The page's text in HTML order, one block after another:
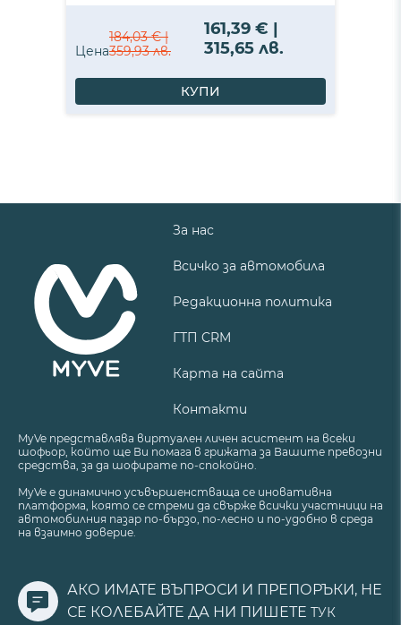
Цена
184,03 € |
359,93 лв.
161,39 € |
315,65 лв.
КУПИ
За нас
Всичко за автомобила
Редакционна политика
ГТП CRM
Карта на сайта
Контакти
MyVe представлява виртуален личен асистент на всеки
шофьор, който ще Ви помага в грижата за Вашите превозни
средства, за да шофирате по-спокойно.
MyVe е динамично усъвършенстваща се иновативна
платформа, която се стреми да свърже всички участници на
автомобилния пазар по-бързо, по-лесно и по-удобно в среда
на взаимно доверие.
АКО ИМАТЕ ВЪПРОСИ И ПРЕПОРЪКИ, НЕ
СЕ КОЛЕБАЙТЕ ДА НИ ПИШЕТЕ ТУК